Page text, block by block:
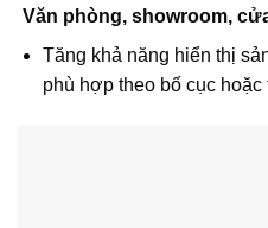
Văn phòng, showroom,
Tăng khả năng hiển thị
phù hợp theo bố cục